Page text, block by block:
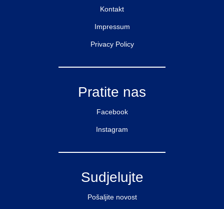
Kontakt
Impressum
Privacy Policy
Pratite nas
Facebook
Instagram
Sudjelujte
Pošaljite novost